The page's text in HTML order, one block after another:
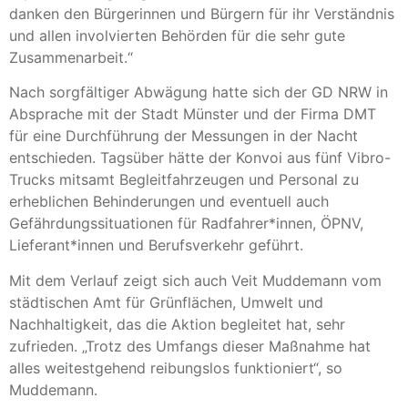
danken den Bürgerinnen und Bürgern für ihr Verständnis
und allen involvierten Behörden für die sehr gute
Zusammenarbeit.“
Nach sorgfältiger Abwägung hatte sich der GD NRW in
Absprache mit der Stadt Münster und der Firma DMT
für eine Durchführung der Messungen in der Nacht
entschieden. Tagsüber hätte der Konvoi aus fünf Vibro-
Trucks mitsamt Begleitfahrzeugen und Personal zu
erheblichen Behinderungen und eventuell auch
Gefährdungssituationen für Radfahrer*innen, ÖPNV,
Lieferant*innen und Berufsverkehr geführt.
Mit dem Verlauf zeigt sich auch Veit Muddemann vom
städtischen Amt für Grünflächen, Umwelt und
Nachhaltigkeit, das die Aktion begleitet hat, sehr
zufrieden. „Trotz des Umfangs dieser Maßnahme hat
alles weitestgehend reibungslos funktioniert“, so
Muddemann.